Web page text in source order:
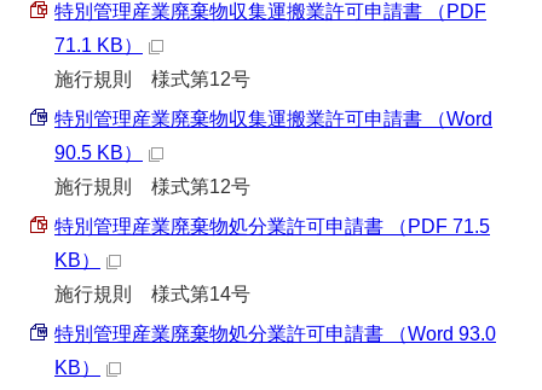
特別管理産業廃棄物収集運搬業許可申請書 （PDF
71.1 KB）
施行規則 様式第12号
特別管理産業廃棄物収集運搬業許可申請書 （Word
90.5 KB）
施行規則 様式第12号
特別管理産業廃棄物処分業許可申請書 （PDF 71.5
KB）
施行規則 様式第14号
特別管理産業廃棄物処分業許可申請書 （Word 93.0
KB）